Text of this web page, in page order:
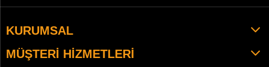
KURUMSAL
MÜŞTERI HIZMETLERI